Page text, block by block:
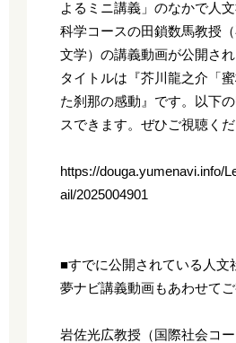
よるミニ講義」のなかで人
科学コースの田鎖数馬教授
文学）の講義動画が公開され
タイトルは『芥川龍之介「
た刹那の感動』です。以下
スできます。ぜひご視聴くだ
https://douga.yumenavi.info/
ail/2025004901
■すでに公開されている人文
夢ナビ講義動画もあわせて
岩佐光広教授（国際社会コ